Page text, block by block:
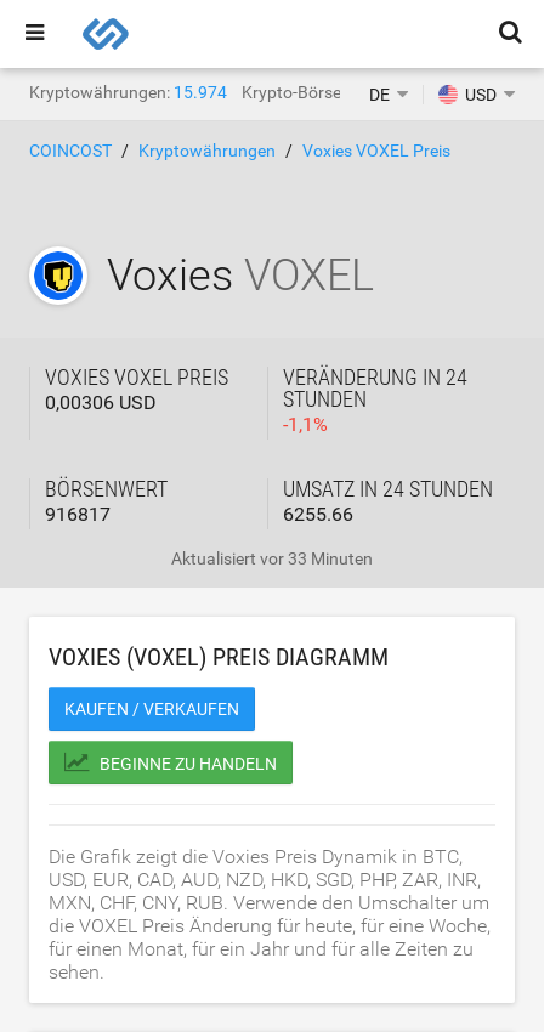
Kryptowährungen: 15.974 Krypto-Börsen: 1.471
DE USD
COINCOST Kryptowährungen Voxies VOXEL Preis
Voxies VOXEL
VOXIES VOXEL PREIS
0,00306 USD
VERÄNDERUNG IN 24
STUNDEN
-1,1%
BÖRSENWERT
916817
UMSATZ IN 24 STUNDEN
6255.66
Aktualisiert vor 33 Minuten
VOXIES (VOXEL) PREIS DIAGRAMM
KAUFEN / VERKAUFEN
BEGINNE ZU HANDELN
Die Grafik zeigt die Voxies Preis Dynamik in BTC,
USD, EUR, CAD, AUD, NZD, HKD, SGD, PHP, ZAR, INR,
MXN, CHF, CNY, RUB. Verwende den Umschalter um
die VOXEL Preis Änderung für heute, für eine Woche,
für einen Monat, für ein Jahr und für alle Zeiten zu
sehen.